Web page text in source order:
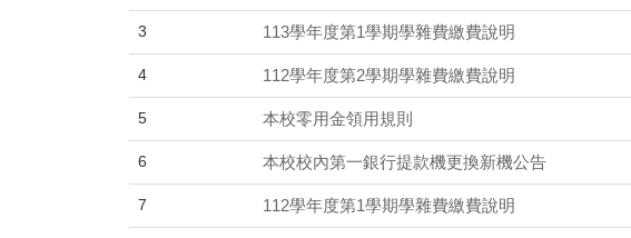
3 113學年度第1學期學雜費繳費說明
4 112學年度第2學期學雜費繳費說明
5 本校零用金領用規則
6 本校校內第一銀行提款機更換新機公告
7 112學年度第1學期學雜費繳費說明